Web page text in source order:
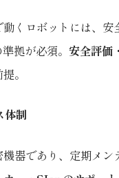
動くロボットには、
拠が必須。 安全評価
。
体制
機器であり、定期メン